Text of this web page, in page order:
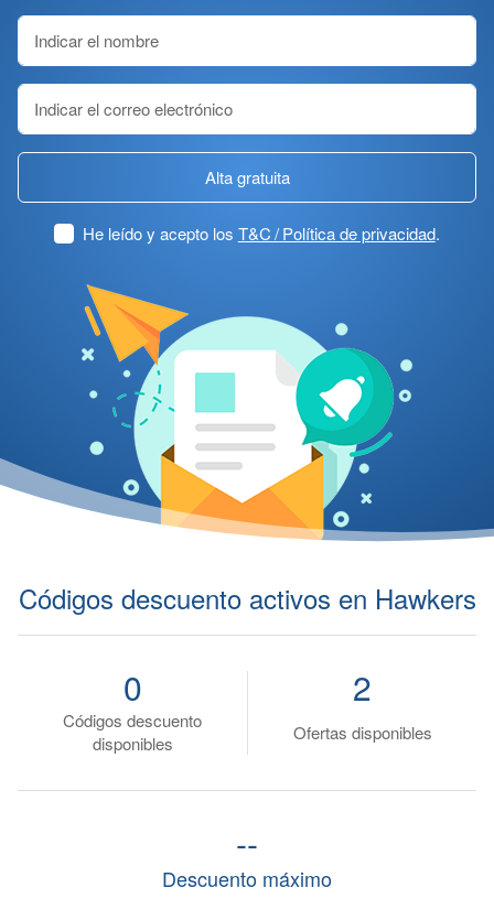
Alta gratuita
He leído y acepto los T&C / Política de privacidad.
Códigos descuento activos en Hawkers
Códigos descuento
disponibles
0
Ofertas disponibles
2
Descuento máximo
--